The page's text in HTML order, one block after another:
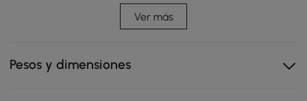
distribuida uniformemente brinda libertad para
sostener una amplia gama de artículos: chaquetas,
mucho peso debido a su diseño firme y dimensiones
Ver más
Pesos y dimensiones